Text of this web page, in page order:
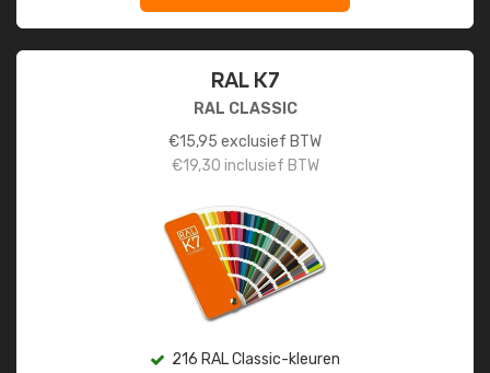
RAL K7
RAL CLASSIC
€15,95 exclusief BTW
€19,30 inclusief BTW
216 RAL Classic-kleuren